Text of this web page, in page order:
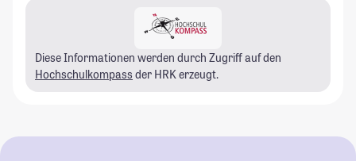
Diese Informationen werden durch Zugriff auf den
Hochschulkompass der HRK erzeugt.